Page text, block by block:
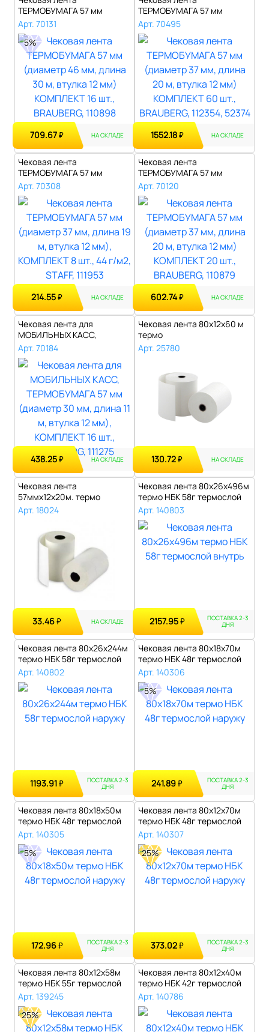
ТЕРМОБУМАГА 57 мм
(диаметр 46 мм, длина 3..
Арт. 70131
5%
709.67₽ НА СКЛАДЕ
ТЕРМОБУМАГА 57 мм
(диаметр 37 мм, длина 2..
Арт. 70495
1552.18₽ НА СКЛАДЕ
Чековая лента
ТЕРМОБУМАГА 57 мм
(диаметр 37 мм, длина 1..
Арт. 70308
214.55₽ НА СКЛАДЕ
Чековая лента
ТЕРМОБУМАГА 57 мм
(диаметр 37 мм, длина 2..
Арт. 70120
602.74₽ НА СКЛАДЕ
Чековая лента для
МОБИЛЬНЫХ КАСС,
ТЕРМОБУМАГА 57 мм (ди..
Арт. 70184
438.25₽ НА СКЛАДЕ
Чековая лента 80х12x60 м
термо
Арт. 25780
130.72₽ НА СКЛАДЕ
Чековая лента
57ммх12х20м. термо
Арт. 18024
33.46₽ НА СКЛАДЕ
Чековая лента 80х26х496м
термо НБК 58г термослой
внутрь..
Арт. 140803
2157.95₽ ПОСТАВКА 2-3
ДНЯ
Чековая лента 80х26х244м
термо НБК 58г термослой
наружу..
Арт. 140802
1193.91₽ ПОСТАВКА 2-3
ДНЯ
Чековая лента 80х18х70м
термо НБК 48г термослой
наружу..
Арт. 140306
5%
241.89₽ ПОСТАВКА 2-3
ДНЯ
Чековая лента 80х18х50м
термо НБК 48г термослой
наружу..
Арт. 140305
5%
172.96₽ ПОСТАВКА 2-3
ДНЯ
Чековая лента 80х12х70м
термо НБК 48г термослой
наружу..
Арт. 140307
25%
373.02₽ ПОСТАВКА 2-3
ДНЯ
Чековая лента 80х12х58м
термо НБК 55г термослой
наружу..
Арт. 139245
25%
Чековая лента 80х12х40м
термо НБК 42г термослой
наружу..
Арт. 140786